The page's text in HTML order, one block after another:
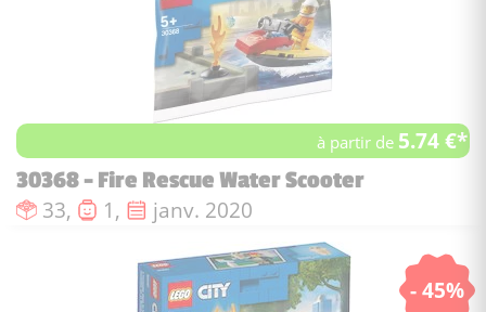
à partir de 5.74 €*
30368 - Fire Rescue Water Scooter
Nombre de pièces :
33, Nombre de figurines :
1, Date de sortie :
janv. 2020
- 45%